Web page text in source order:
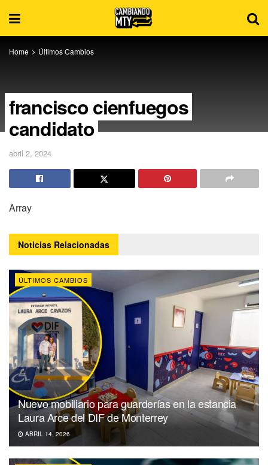
Home Últimos Cambios
francisco cienfuegos
candidato
abril 2, 2024
Array
Noticias Relacionadas
ÚLTIMOS CAMBIOS
Nuevo mobiliario para guarderías en la estancia
Laura Arce del DIF de Monterrey
ABRIL 14, 2026